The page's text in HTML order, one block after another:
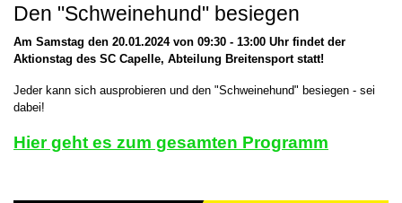
Den "Schweinehund" besiegen
Am Samstag den 20.01.2024 von 09:30 - 13:00 Uhr findet der
Aktionstag des SC Capelle, Abteilung Breitensport statt!
Jeder kann sich ausprobieren und den "Schweinehund" besiegen - sei
dabei!
Hier geht es zum gesamten Programm